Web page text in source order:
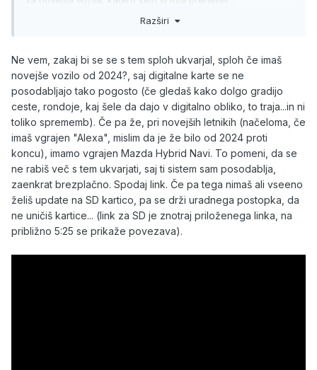
Razširi
Ne vem, zakaj bi se se s tem sploh ukvarjal, sploh če imaš
novejše vozilo od 2024?, saj digitalne karte se ne
posodabljajo tako pogosto (če gledaš kako dolgo gradijo
ceste, rondoje, kaj šele da dajo v digitalno obliko, to traja...in ni
toliko sprememb). Če pa že, pri novejših letnikih (načeloma, če
imaš vgrajen "Alexa", mislim da je že bilo od 2024 proti
koncu), imamo vgrajen Mazda Hybrid Navi. To pomeni, da se
ne rabiš več s tem ukvarjati, saj ti sistem sam posodablja,
zaenkrat brezplačno. Spodaj link. Če pa tega nimaš ali vseeno
želiš update na SD kartico, pa se drži uradnega postopka, da
ne uničiš kartice... (link za SD je znotraj priloženega linka, na
približno 5:25 se prikaže povezava).